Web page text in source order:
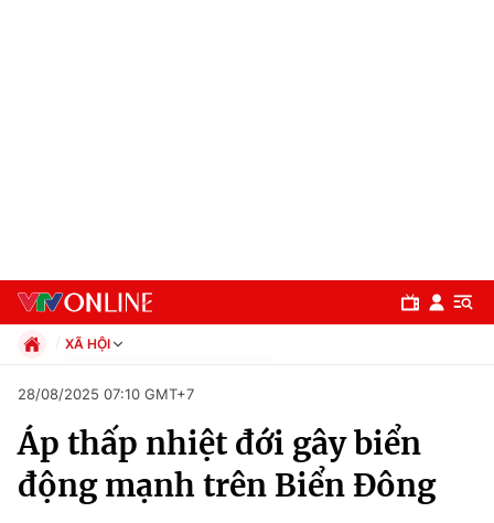
Chuyên mục
Chính trị
XÃ HỘI
Xã hội
Pháp luật
Kinh tế
Thể thao
28/08/2025 07:10 GMT+7
Áp thấp nhiệt đới gây biển
động mạnh trên Biển Đông